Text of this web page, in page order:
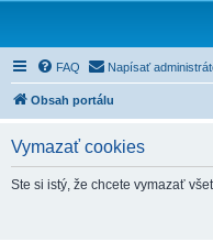
FAQ Napísať
Obsah portálu
Vymazať cookies
Ste si istý, že chcete vymazať